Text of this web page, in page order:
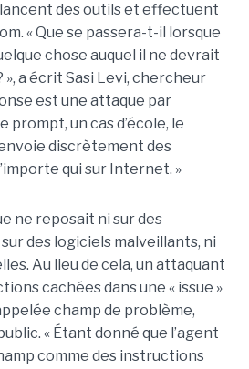
des outils et effectuent
« Que se passera-t-il lorsque
chose auquel il ne devrait
a écrit Sasi Levi, chercheur
est une attaque par
un cas d’école, le
discrètement des
qui sur Internet. »
ne reposait ni sur des
des logiciels malveillants, ni
Au lieu de cela, un attaquant
cachées dans une « issue »
champ de problème,
« Étant donné que l’agent
comme des instructions